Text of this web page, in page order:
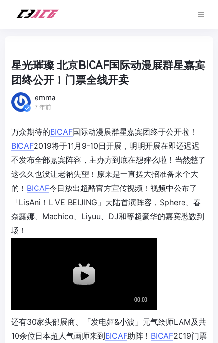
星光璀璨 北京BICAF国际动漫展群星嘉宾
团终公开！门票全线开卖
emma
7 年前
万众期待的BICAF国际动漫展群星嘉宾团终于公开啦！
BICAF2019将于11月9-10日开展，明明开展在即还迟迟
不发布全部嘉宾阵容，主办方到底在想婶么啦！当然憋了
这么久也没让老衲失望！原来是一直搓大招准备来个大
的！ BICAF今日放出超酷官方宣传视频！视频中公布了
「LisAni！LIVE BEIJING」大陆首演阵容，Sphere、春
奈露娜、Machico、Liyuu、DJ和等超豪华的嘉宾悉数到
场！
还有30家头部展商、「发电姬&小波」元气绘师LAM及共
10余位日本超人气画师来到BICAF助阵！ BICAF2019门票